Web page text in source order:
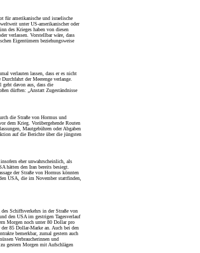
für amerikanische und israelische
unter US-amerikanischer oder
des Krieges haben von diesen
verlassen. Vorstellbar wäre, dass
Eigentümern beziehungsweise
verlauten lassen, dass er es nicht
der Meerenge verlange.
davon aus, dass die
dürften: „Anstatt Zugeständnisse
die Straße von Hormus und
dem Krieg. Vorübergehende Routen
Mautgebühren oder Abgaben
auf die Berichte über die jüngsten
eher unwahrscheinlich, als
hätten den Iran bereits besiegt.
der Straße von Hormus könnten
USA, die im November stattfinden,
Schiffsverkehrs in der Straße von
den USA im gestrigen Tagesverlauf
Morgen noch unter 80 Dollar pro
85 Dollar-Marke an. Auch bei den
bemerkbar, zumal gestern auch
Verbraucherinnen und
gestern Morgen mit Aufschlägen